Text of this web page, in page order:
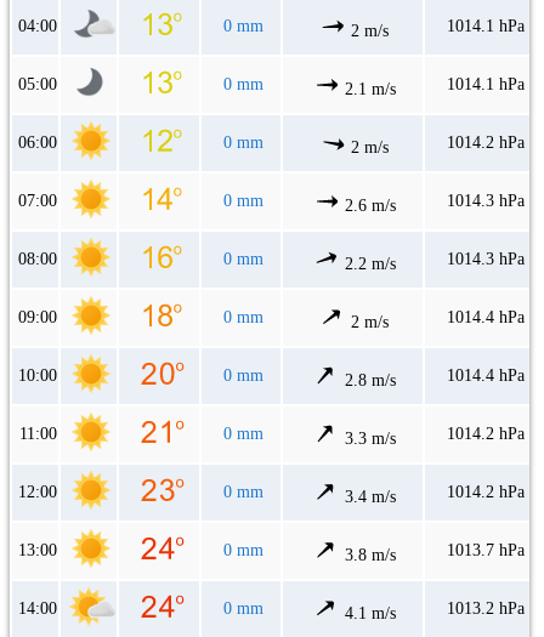
04:00 0 mm 2 m/s 1014.1 hPa
05:00 0 mm 2.1 m/s 1014.1 hPa
06:00 0 mm 2 m/s 1014.2 hPa
07:00 0 mm 2.6 m/s 1014.3 hPa
08:00 0 mm 2.2 m/s 1014.3 hPa
09:00 0 mm 2 m/s 1014.4 hPa
10:00 0 mm 2.8 m/s 1014.4 hPa
11:00 0 mm 3.3 m/s 1014.2 hPa
12:00 0 mm 3.4 m/s 1014.2 hPa
13:00 0 mm 3.8 m/s 1013.7 hPa
14:00 0 mm 4.1 m/s 1013.2 hPa